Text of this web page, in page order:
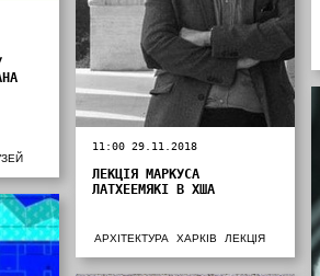
11:00 29.11.2018
ЛЕКЦІЯ МАРКУСА
ЛАТХЕЕМЯКІ В ХША
АРХІТЕКТУРА ХАРКІВ ЛЕКЦІЯ